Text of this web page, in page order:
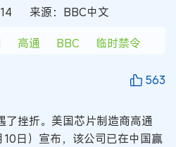
来源：BBC中文
高通 BBC 临时禁令
563
了挫折。美国芯片制造商高通
10日）宣布，该公司已在中国赢